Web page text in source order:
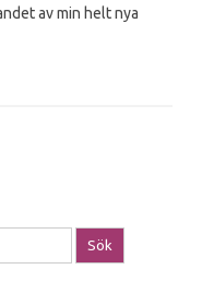
av min helt nya